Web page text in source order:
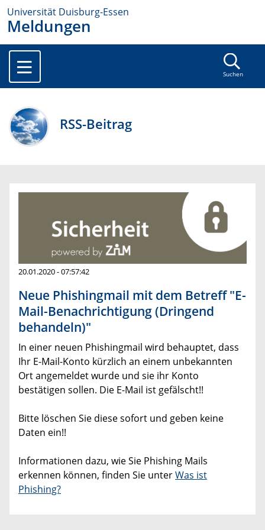
Universität Duisburg-Essen
Meldungen
Suchen
RSS-Beitrag
20.01.2020 - 07:57:42
Neue Phishingmail mit dem Betreff "E-
Mail-Benachrichtigung (Dringend
behandeln)"
In einer neuen Phishingmail wird behauptet, dass
Ihr E-Mail-Konto kürzlich an einem unbekannten
Ort angemeldet wurde und sie ihr Konto
bestätigen sollen. Die E-Mail ist gefälscht!!
Bitte löschen Sie diese sofort und geben keine
Daten ein!!
Informationen dazu, wie Sie Phishing Mails
erkennen können, finden Sie unterWas ist
Phishing?